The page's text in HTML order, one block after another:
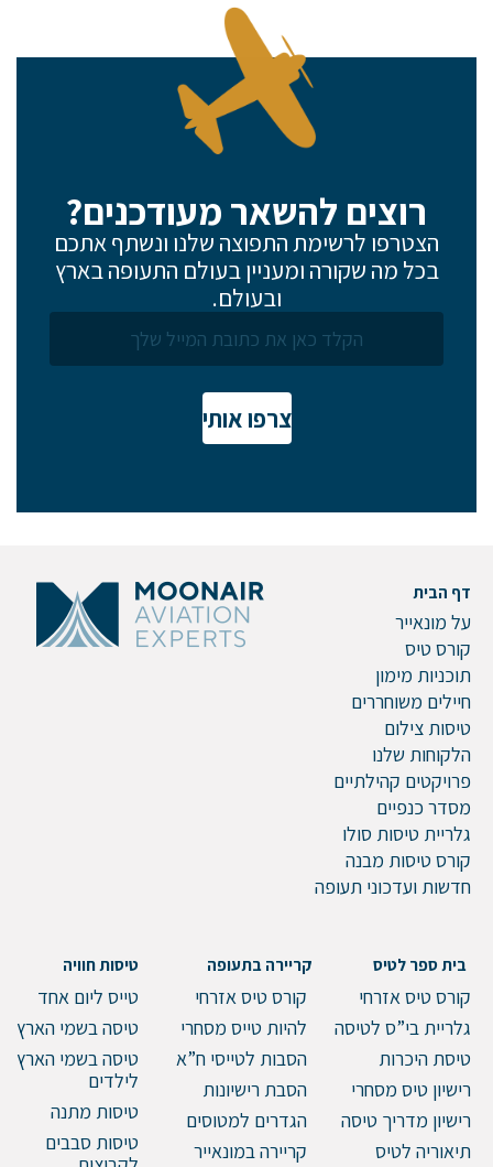
רוצים להשאר מעודכנים?
הצטרפו לרשימת התפוצה שלנו ונשתף אתכם
בכל מה שקורה ומעניין בעולם התעופה בארץ
ובעולם.
צרפו אותי
דף הבית
על מונאייר
קורס טיס
תוכניות מימון
חיילים משוחררים
טיסות צילום
הלקוחות שלנו
פרויקטים קהילתיים
מסדר כנפיים
גלריית טיסות סולו
קורס טיסות מבנה
חדשות ועדכוני תעופה
בית ספר לטיס
קורס טיס אזרחי
גלריית בי”ס לטיסה
טיסת היכרות
רישיון טיס מסחרי
רישיון מדריך טיסה
תיאוריה לטיס
קריירה בתעופה
קורס טיס אזרחי
להיות טייס מסחרי
הסבות לטייסי ח”א
הסבת רישיונות
הגדרים למטוסים
קריירה במונאייר
טיסות חוויה
טייס ליום אחד
טיסה בשמי הארץ
טיסה בשמי הארץ
לילדים
טיסות מתנה
טיסות סבבים